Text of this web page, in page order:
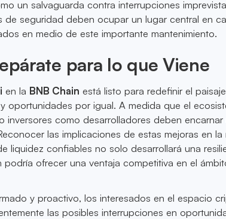
un salvaguarda contra interrupciones
de seguridad deben ocupar un lugar central en
en medio de este importante mantenimiento.
para lo que Viene
en la BNB Chain está listo para redefinir el
oportunidades por igual. A medida que el
inversores como desarrolladores deben encarnar
las implicaciones de estas mejoras en la
liquidez confiables no solo desarrollará una
ofrecer una ventaja competitiva en el
y proactivo, los interesados en el espacio
las posibles interrupciones en